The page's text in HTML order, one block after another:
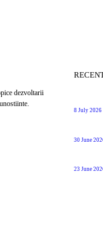
dezvoltarii
8 July 2026
30 June
23 June